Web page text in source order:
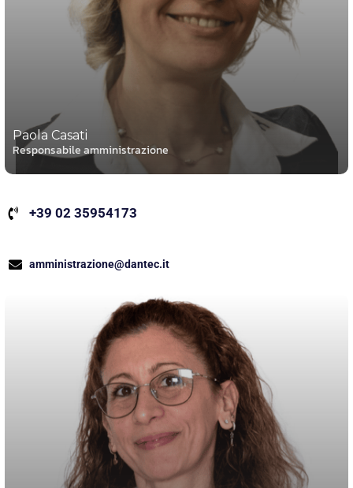
Paola Casati
Responsabile amministrazione
+39 02 35954173
amministrazione@dantec.it